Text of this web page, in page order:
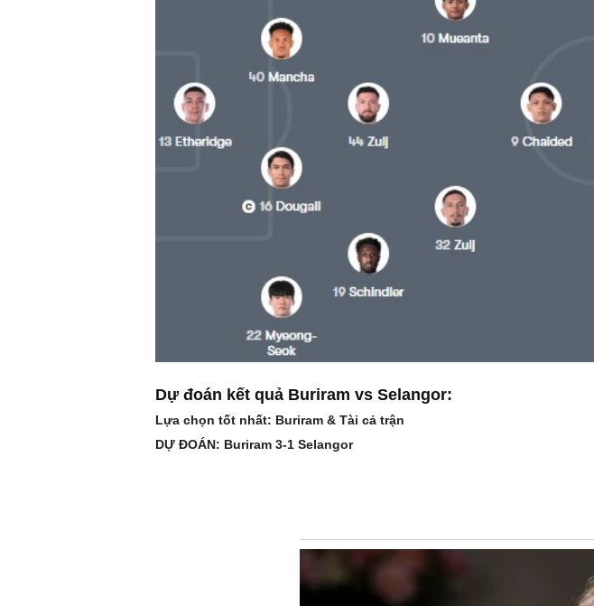
Dự đoán kết quả Buriram vs Selangor:
Lựa chọn tốt nhất: Buriram & Tài cả trận
DỰ ĐOÁN: Buriram 3-1 Selangor